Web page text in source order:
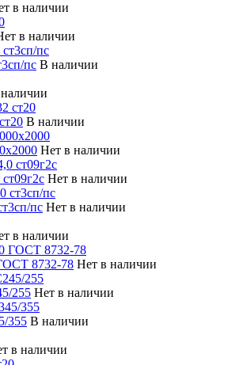
в наличии
в наличии
пс В наличии
В наличии
Нет в наличии
Нет в наличии
пс Нет в наличии
в наличии
8732-78 Нет в наличии
255 Нет в наличии
355 В наличии
в наличии